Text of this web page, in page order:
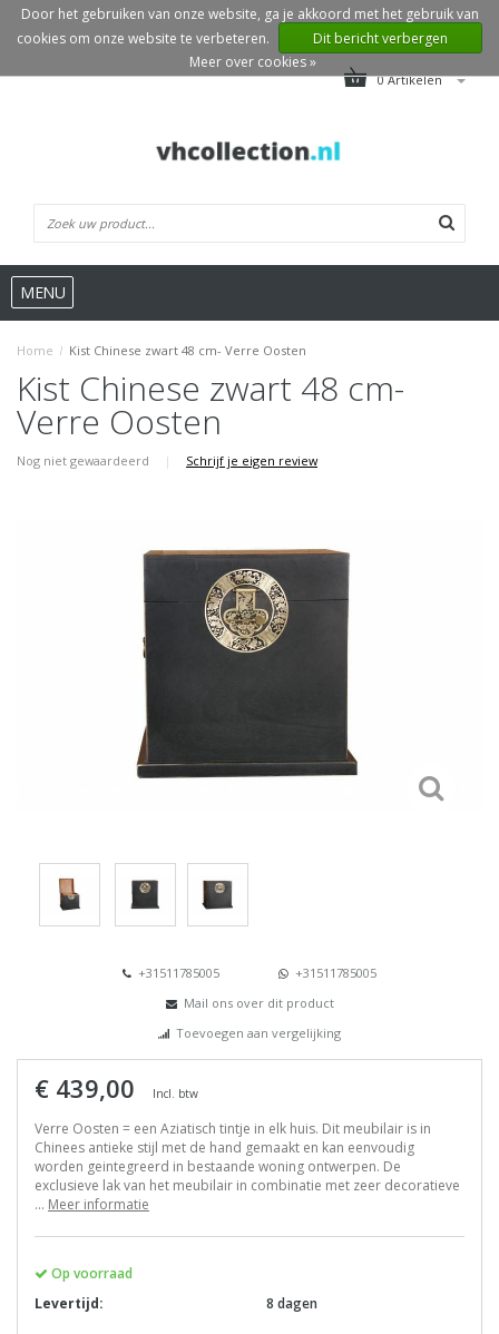
0 Artikelen
MENU
Home / Kist Chinese zwart 48 cm- Verre Oosten
Kist Chinese zwart 48 cm-
Verre Oosten
Nog niet gewaardeerd | Schrijf je eigen review
+31511785005
+31511785005
Mail ons over dit product
Toevoegen aan vergelijking
€ 439,00 Incl. btw
Verre Oosten = een Aziatisch tintje in elk huis. Dit meubilair is in
Chinees antieke stijl met de hand gemaakt en kan eenvoudig
worden geintegreerd in bestaande woning ontwerpen. De
exclusieve lak van het meubilair in combinatie met zeer decoratieve
... Meer informatie
Op voorraad
Levertijd:
8 dagen
Door het gebruiken van onze website, ga je akkoord met het gebruik van
cookies om onze website te verbeteren.
Dit bericht verbergen
Meer over cookies »